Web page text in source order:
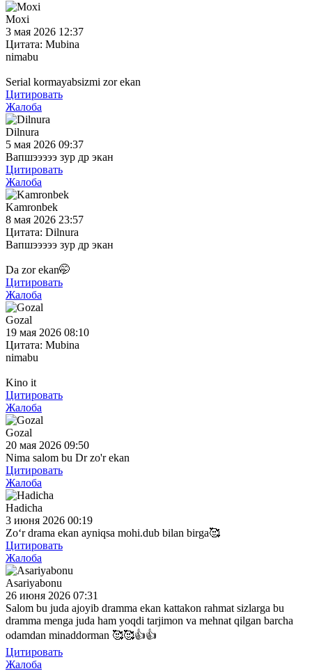
Moxi
3 мая 2026 12:37
Цитата: Mubina
nimabu
Serial kormayabsizmi zor ekan
Цитировать
Жалоба
Dilnura
5 мая 2026 09:37
Вапшэээээ зур др экан
Цитировать
Жалоба
Kamronbek
8 мая 2026 23:57
Цитата: Dilnura
Вапшэээээ зур др экан
Da zor ekan🤭
Цитировать
Жалоба
Gozal
19 мая 2026 08:10
Цитата: Mubina
nimabu
Kino it
Цитировать
Жалоба
Gozal
20 мая 2026 09:50
Nima salom bu Dr zo'r ekan
Цитировать
Жалоба
Hadicha
3 июня 2026 00:19
Zoʻr drama ekan ayniqsa mohi.dub bilan birga🥰
Цитировать
Жалоба
Asariyabonu
26 июня 2026 07:31
Salom bu juda ajoyib dramma ekan kattakon rahmat sizlarga bu
dramma menga juda ham yoqdi tarjimon va mehnat qilgan barcha
odamdan minaddorman 🥰🥰👍👍
Цитировать
Жалоба